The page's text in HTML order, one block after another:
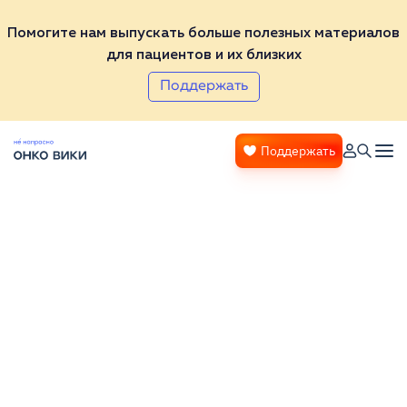
Помогите нам выпускать больше полезных материалов
для пациентов и их близких
Поддержать
Поддержать